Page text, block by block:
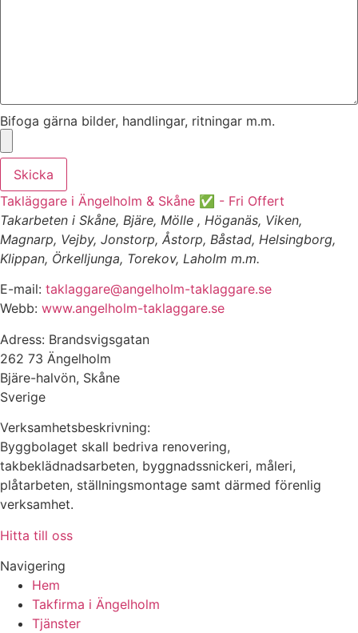
Bifoga gärna bilder, handlingar, ritningar m.m.
Skicka
Takläggare i Ängelholm & Skåne ✅ - Fri Offert
Takarbeten i Skåne, Bjäre, Mölle , Höganäs, Viken,
Magnarp, Vejby, Jonstorp, Åstorp, Båstad, Helsingborg,
Klippan, Örkelljunga, Torekov, Laholm m.m.
E-mail: taklaggare@angelholm-taklaggare.se
Webb: www.angelholm-taklaggare.se
Adress: Brandsvigsgatan
262 73 Ängelholm
Bjäre-halvön, Skåne
Sverige
Verksamhetsbeskrivning:
Byggbolaget skall bedriva renovering,
takbeklädnadsarbeten, byggnadssnickeri, måleri,
plåtarbeten, ställningsmontage samt därmed förenlig
verksamhet.
Hitta till oss
Navigering
Hem
Takfirma i Ängelholm
Tjänster